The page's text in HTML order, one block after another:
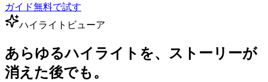
ガイド無料で試す
ハイライトビューア
あらゆるハイライトを、 ストーリーが
消えた後でも。